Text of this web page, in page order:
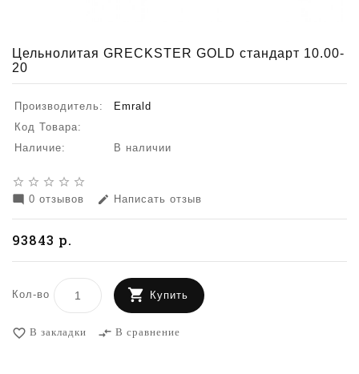
Цельнолитая GRECKSTER GOLD стандарт 10.00-
20
Производитель:
Emrald
Код Товара:
Наличие:
В наличии
star_border star_border star_border star_border star_border
mode_comment 0 отзывов edit Написать отзыв
93843 р.
Кол-во Купить
favorite_border В закладки compare_arrows В сравнение